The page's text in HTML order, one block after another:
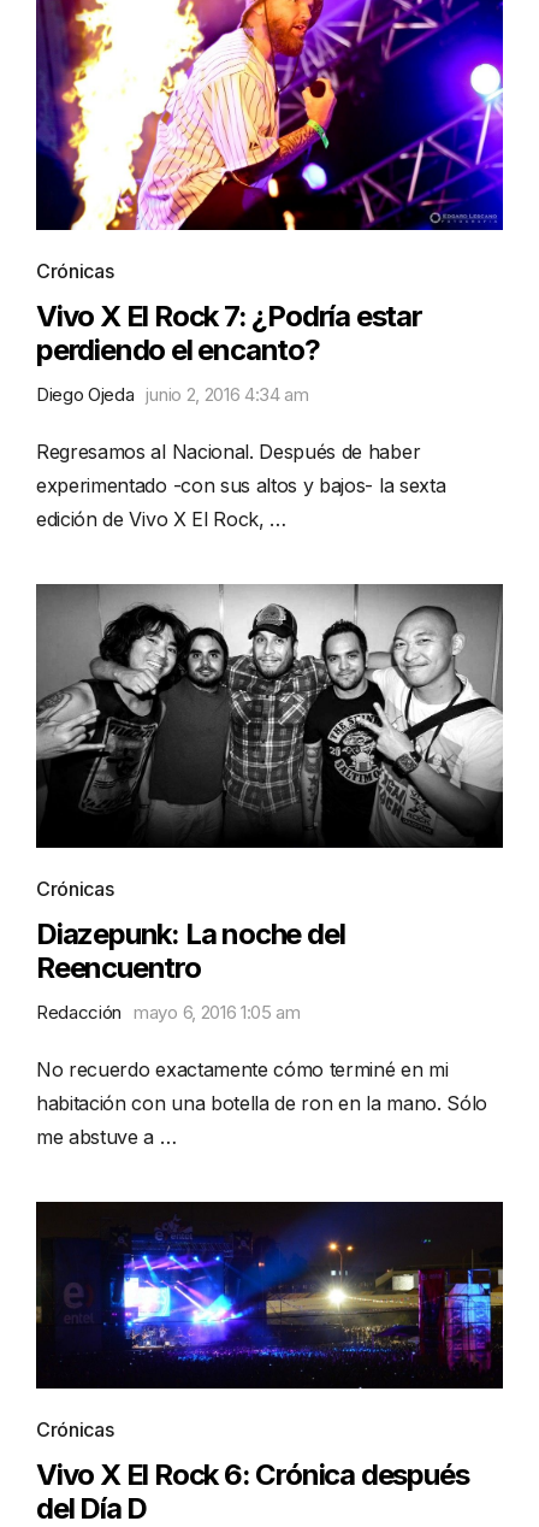
Crónicas
Vivo X El Rock 7: ¿Podría estar
perdiendo el encanto?
Diego Ojeda junio 2, 2016 4:34 am
Regresamos al Nacional. Después de haber
experimentado -con sus altos y bajos- la sexta
edición de Vivo X El Rock, …
Crónicas
Diazepunk: La noche del
Reencuentro
Redacción mayo 6, 2016 1:05 am
No recuerdo exactamente cómo terminé en mi
habitación con una botella de ron en la mano. Sólo
me abstuve a …
Crónicas
Vivo X El Rock 6: Crónica después
del Día D